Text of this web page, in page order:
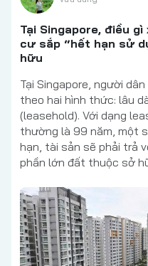
Tại Singapore, điều
cư sắp “hết hạn sử
hữu
Tại Singapore, người
theo hai hình thức: lâu
(leasehold). Với dạng
thường là 99 năm, một
hạn, tài sản sẽ phải trả
phần lớn đất thuộc sở